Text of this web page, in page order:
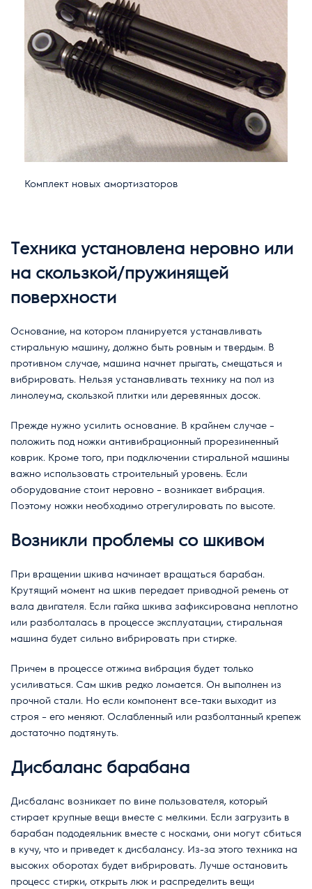
Комплект новых амортизаторов
Техника установлена неровно или
на скользкой/пружинящей
поверхности
Основание, на котором планируется устанавливать
стиральную машину, должно быть ровным и твердым. В
противном случае, машина начнет прыгать, смещаться и
вибрировать. Нельзя устанавливать технику на пол из
линолеума, скользкой плитки или деревянных досок.
Прежде нужно усилить основание. В крайнем случае –
положить под ножки антивибрационный прорезиненный
коврик. Кроме того, при подключении стиральной машины
важно использовать строительный уровень. Если
оборудование стоит неровно – возникает вибрация.
Поэтому ножки необходимо отрегулировать по высоте.
Возникли проблемы со шкивом
При вращении шкива начинает вращаться барабан.
Крутящий момент на шкив передает приводной ремень от
вала двигателя. Если гайка шкива зафиксирована неплотно
или разболталась в процессе эксплуатации, стиральная
машина будет сильно вибрировать при стирке.
Причем в процессе отжима вибрация будет только
усиливаться. Сам шкив редко ломается. Он выполнен из
прочной стали. Но если компонент все-таки выходит из
строя – его меняют. Ослабленный или разболтанный крепеж
достаточно подтянуть.
Дисбаланс барабана
Дисбаланс возникает по вине пользователя, который
стирает крупные вещи вместе с мелкими. Если загрузить в
барабан пододеяльник вместе с носками, они могут сбиться
в кучу, что и приведет к дисбалансу. Из-за этого техника на
высоких оборотах будет вибрировать. Лучше остановить
процесс стирки, открыть люк и распределить вещи